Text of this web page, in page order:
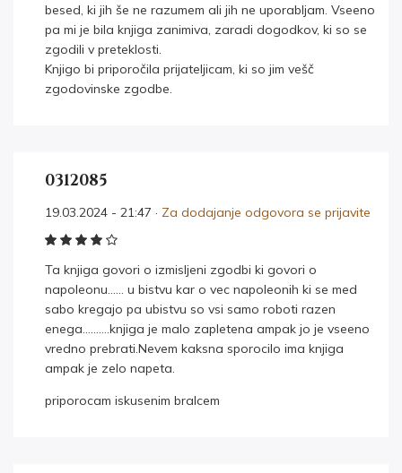
besed, ki jih še ne razumem ali jih ne uporabljam. Vseeno
pa mi je bila knjiga zanimiva, zaradi dogodkov, ki so se
zgodili v preteklosti.
Knjigo bi priporočila prijateljicam, ki so jim vešč
zgodovinske zgodbe.
0312085
19.03.2024 - 21:47 · Za dodajanje odgovora se prijavite
Ta knjiga govori o izmisljeni zgodbi ki govori o
napoleonu…… u bistvu kar o vec napoleonih ki se med
sabo kregajo pa ubistvu so vsi samo roboti razen
enega……….knjiga je malo zapletena ampak jo je vseeno
vredno prebrati.Nevem kaksna sporocilo ima knjiga
ampak je zelo napeta.
priporocam iskusenim bralcem